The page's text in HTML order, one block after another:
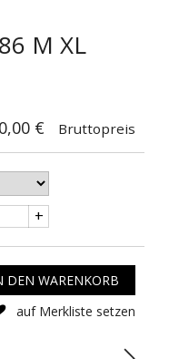
M XL
€ Bruttopreis
+
DEN WARENKORB
auf Merkliste setzen